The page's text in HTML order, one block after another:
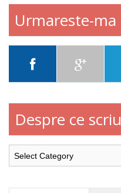
e
m
l
Urmareste-ma
Despre ce scriu